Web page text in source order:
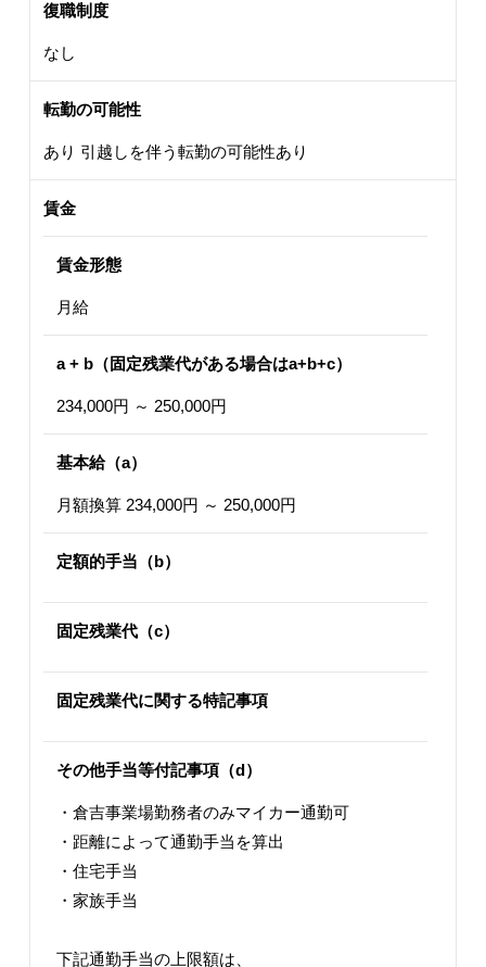
復職制度
なし
転勤の可能性
あり 引越しを伴う転勤の可能性あり
賃金
賃金形態
月給
a + b（固定残業代がある場合はa+b+c）
234,000円 ～ 250,000円
基本給（a）
月額換算 234,000円 ～ 250,000円
定額的手当（b）
固定残業代（c）
固定残業代に関する特記事項
その他手当等付記事項（d）
・倉吉事業場勤務者のみマイカー通勤可
・距離によって通勤手当を算出
・住宅手当
・家族手当
下記通勤手当の上限額は、